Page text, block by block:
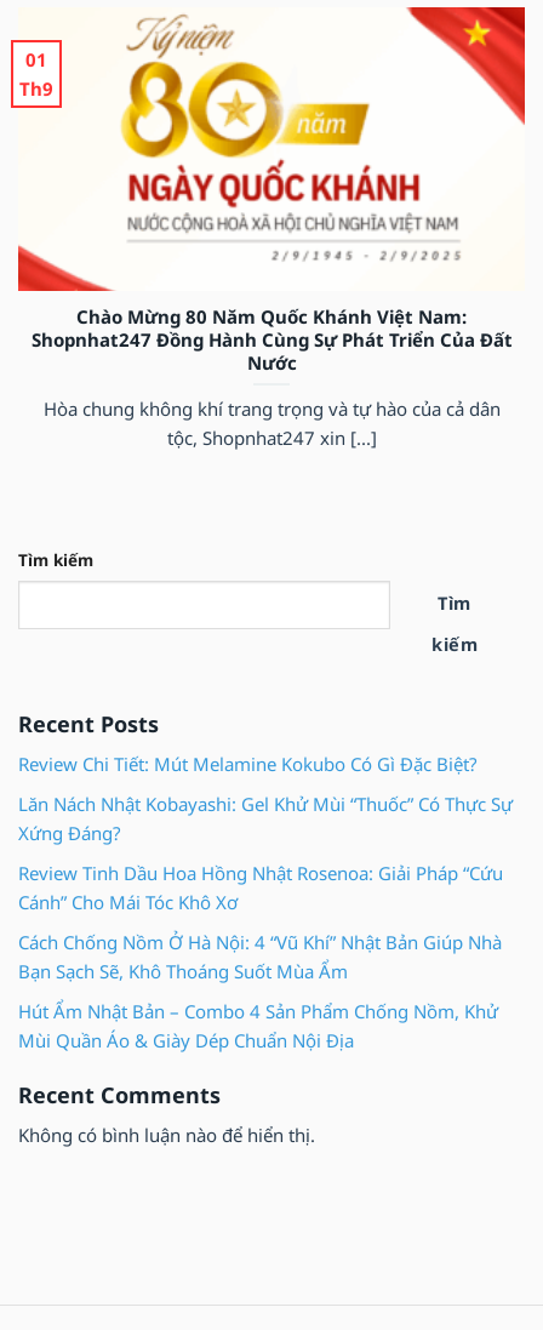
Tìm kiếm
Tìm
kiếm
Recent Posts
Review Chi Tiết: Mút Melamine Kokubo Có Gì Đặc Biệt?
Lăn Nách Nhật Kobayashi: Gel Khử Mùi “Thuốc” Có Thực Sự
Xứng Đáng?
Review Tinh Dầu Hoa Hồng Nhật Rosenoa: Giải Pháp “Cứu
Cánh” Cho Mái Tóc Khô Xơ
Cách Chống Nồm Ở Hà Nội: 4 “Vũ Khí” Nhật Bản Giúp Nhà
Bạn Sạch Sẽ, Khô Thoáng Suốt Mùa Ẩm
Hút Ẩm Nhật Bản – Combo 4 Sản Phẩm Chống Nồm, Khử
Mùi Quần Áo & Giày Dép Chuẩn Nội Địa
Recent Comments
Không có bình luận nào để hiển thị.
Chào Mừng 80 Năm Quốc Khánh Việt Nam:
Shopnhat247 Đồng Hành Cùng Sự Phát Triển Của Đất
Nước
Hòa chung không khí trang trọng và tự hào của cả dân
tộc, Shopnhat247 xin [...]
01
Th9